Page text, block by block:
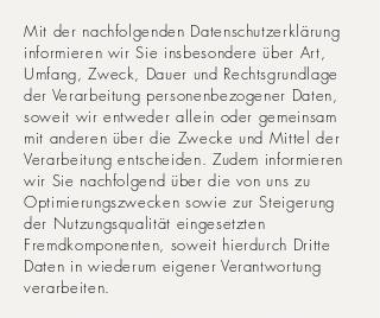
Mit der nachfolgenden Datenschutzerklärung
informieren wir Sie insbesondere über Art,
Umfang, Zweck, Dauer und Rechtsgrundlage
der Verarbeitung personenbezogener Daten,
soweit wir entweder allein oder gemeinsam
mit anderen über die Zwecke und Mittel der
Verarbeitung entscheiden. Zudem informieren
wir Sie nachfolgend über die von uns zu
Optimierungszwecken sowie zur Steigerung
der Nutzungsqualität eingesetzten
Fremdkomponenten, soweit hierdurch Dritte
Daten in wiederum eigener Verantwortung
verarbeiten.